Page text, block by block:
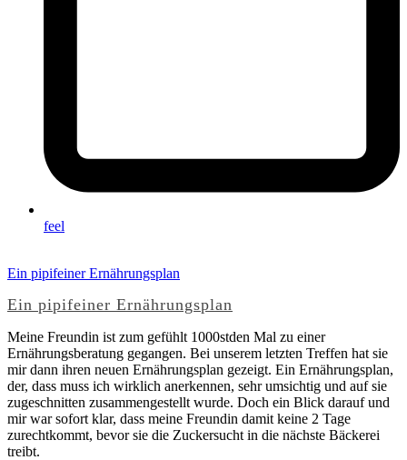
feel
Ein pipifeiner Ernährungsplan
Ein pipifeiner Ernährungsplan
Meine Freundin ist zum gefühlt 1000stden Mal zu einer
Ernährungsberatung gegangen. Bei unserem letzten Treffen hat sie
mir dann ihren neuen Ernährungsplan gezeigt. Ein Ernährungsplan,
der, dass muss ich wirklich anerkennen, sehr umsichtig und auf sie
zugeschnitten zusammengestellt wurde. Doch ein Blick darauf und
mir war sofort klar, dass meine Freundin damit keine 2 Tage
zurechtkommt, bevor sie die Zuckersucht in die nächste Bäckerei
treibt.